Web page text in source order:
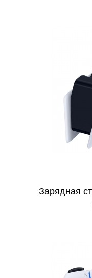
Зарядная